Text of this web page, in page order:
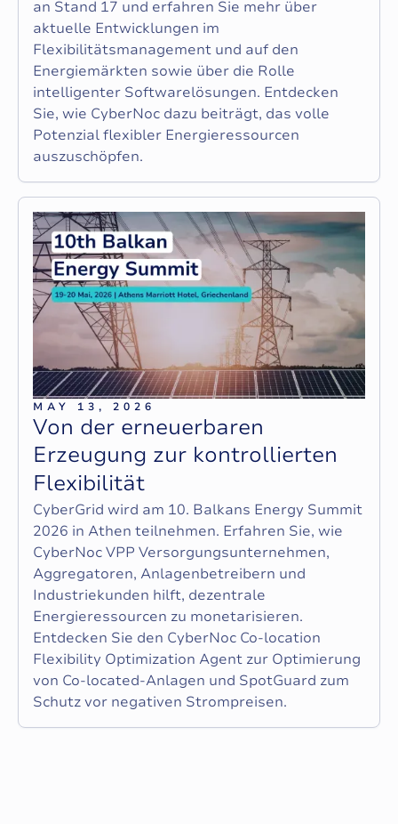
an Stand 17 und erfahren Sie mehr über
aktuelle Entwicklungen im
Flexibilitätsmanagement und auf den
Energiemärkten sowie über die Rolle
intelligenter Softwarelösungen. Entdecken
Sie, wie CyberNoc dazu beiträgt, das volle
Potenzial flexibler Energieressourcen
auszuschöpfen.
MAY 13, 2026
Von der erneuerbaren
Erzeugung zur kontrollierten
Flexibilität
CyberGrid wird am 10. Balkans Energy Summit
2026 in Athen teilnehmen. Erfahren Sie, wie
CyberNoc VPP Versorgungsunternehmen,
Aggregatoren, Anlagenbetreibern und
Industriekunden hilft, dezentrale
Energieressourcen zu monetarisieren.
Entdecken Sie den CyberNoc Co-location
Flexibility Optimization Agent zur Optimierung
von Co-located-Anlagen und SpotGuard zum
Schutz vor negativen Strompreisen.